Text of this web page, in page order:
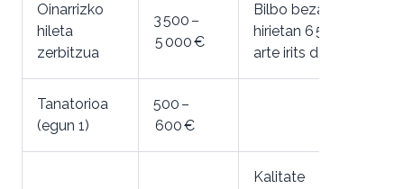
Oinarrizko
hileta
zerbitzua
3 500 –
5 000 €
Bilbo bezalako
hirietan 6 500 €
arte irits daiteke
Tanatorioa
(egun 1)
500 –
600 €
Kalitate